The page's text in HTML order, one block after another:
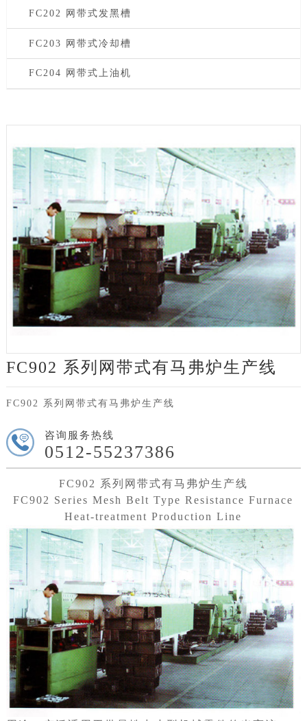
FC202 网带式发黑槽
FC203 网带式冷却槽
FC204 网带式上油机
FC902 系列网带式有马弗炉生产线
FC902 系列网带式有马弗炉生产线
咨询服务热线
0512-55237386
FC902 系列网带式有马弗炉生产线
FC902 Series Mesh Belt Type Resistance Furnace
Heat-treatment Production Line